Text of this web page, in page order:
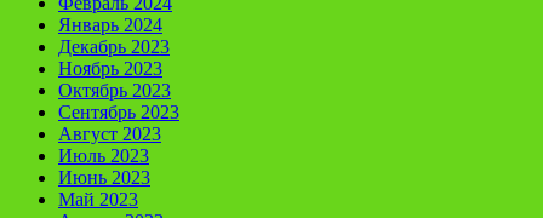
Январь 2024
Декабрь 2023
Ноябрь 2023
Октябрь 2023
Сентябрь 2023
Август 2023
Июль 2023
Июнь 2023
Май 2023